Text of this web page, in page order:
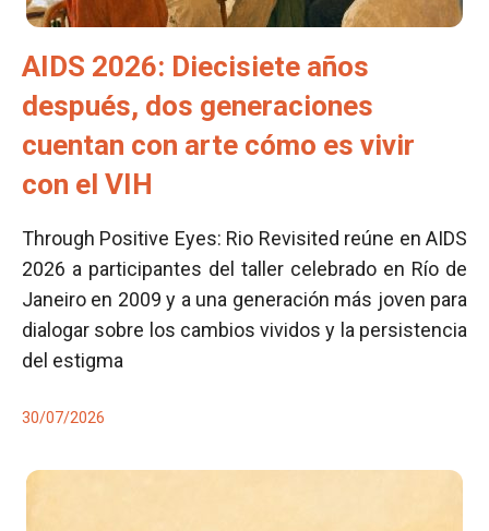
AIDS 2026: Diecisiete años
después, dos generaciones
cuentan con arte cómo es vivir
con el VIH
Through Positive Eyes: Rio Revisited reúne en AIDS
2026 a participantes del taller celebrado en Río de
Janeiro en 2009 y a una generación más joven para
dialogar sobre los cambios vividos y la persistencia
del estigma
30/07/2026